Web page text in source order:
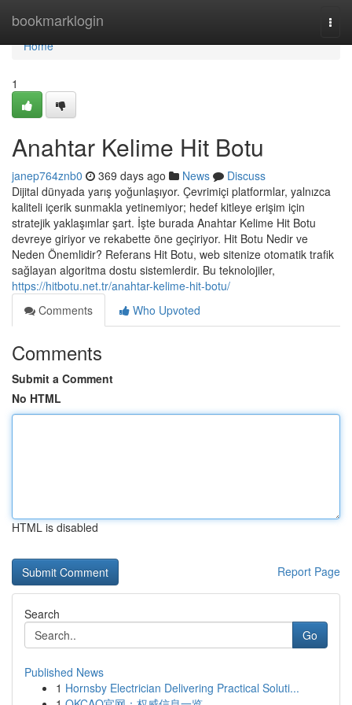
bookmarklogin
Home
Home
1
Anahtar Kelime Hit Botu
janep764znb0 369 days ago News
Discuss
Dijital dünyada yarış yoğunlaşıyor. Çevrimiçi platformlar, yalnızca
kaliteli içerik sunmakla yetinemiyor; hedef kitleye erişim için
stratejik yaklaşımlar şart. İşte burada Anahtar Kelime Hit Botu
devreye giriyor ve rekabette öne geçiriyor. Hit Botu Nedir ve
Neden Önemlidir? Referans Hit Botu, web sitenize otomatik trafik
sağlayan algoritma dostu sistemlerdir. Bu teknolojiler,
https://hitbotu.net.tr/anahtar-kelime-hit-botu/
Comments
Who Upvoted
Comments
Submit a Comment
No HTML
HTML is disabled
Report Page
Search
Go
Published News
1 Hornsby Electrician Delivering Practical Soluti...